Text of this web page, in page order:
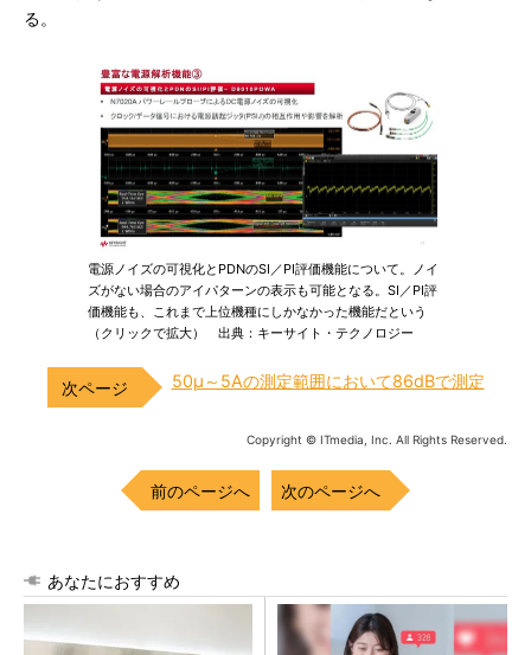
る。
電源ノイズの可視化とPDNのSI／PI評価機能について。ノイ
ズがない場合のアイパターンの表示も可能となる。SI／PI評
価機能も、これまで上位機種にしかなかった機能だという
（クリックで拡大） 出典：キーサイト・テクノロジー
50μ～5Aの測定範囲において86dBで測定
Copyright © ITmedia, Inc. All Rights Reserved.
前のページへ 次のページへ
あなたにおすすめ